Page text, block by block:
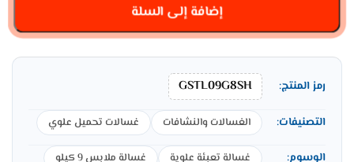
إضافة إلى السلة
رمز المنتج: GSTL09G8SH
التصنيفات: الغسالات والنشافات غسالات تحميل علوي
الوسوم: غسالة تعبئة علوية
غسالة ملابس 9 كيلو